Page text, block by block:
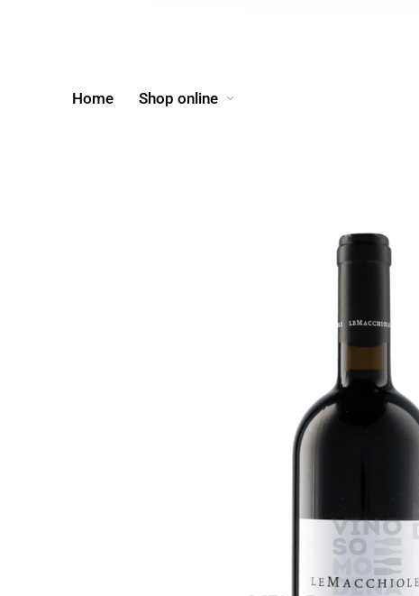
Home Shop online